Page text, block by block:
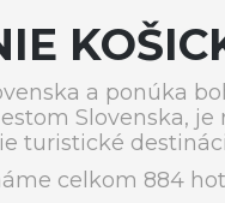
a ponúka
Slovenska,
turistické
celkom 884